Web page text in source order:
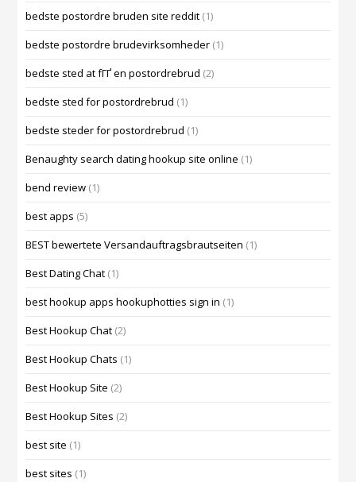
bedste postordre bruden site reddit (1)
bedste postordre brudevirksomheder (1)
bedste sted at fГҐ en postordrebrud (2)
bedste sted for postordrebrud (1)
bedste steder for postordrebrud (1)
Benaughty search dating hookup site online (1)
bend review (1)
best apps (5)
BEST bewertete Versandauftragsbrautseiten (1)
Best Dating Chat (1)
best hookup apps hookuphotties sign in (1)
Best Hookup Chat (2)
Best Hookup Chats (1)
Best Hookup Site (2)
Best Hookup Sites (2)
best site (1)
best sites (1)